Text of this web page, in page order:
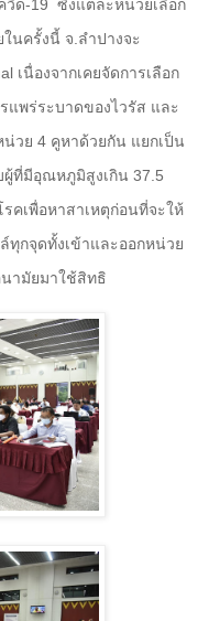
วิด-19 ซึ่งแต่ละหน่วยเลือก
ในครั้งนี้ จ.ลำปางจะ
เนื่องจากเคยจัดการเลือก
แพร่ระบาดของไวรัส และ
น่วย 4 คูหาด้วยกัน แยกเป็น
ผู้ที่มีอุณหภูมิสูงเกิน 37.5
คเพื่อหาสาเหตุก่อนที่จะให้
ทุกจุดทั้งเข้าและออกหน่วย
ามัยมาใช้สิทธิ